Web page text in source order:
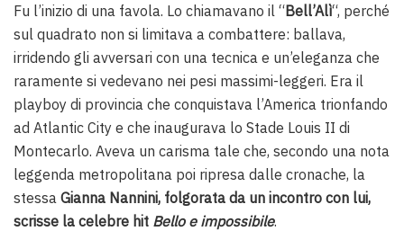
Fu l’inizio di una favola. Lo chiamavano il “Bell’Alì“, perché
sul quadrato non si limitava a combattere: ballava,
irridendo gli avversari con una tecnica e un’eleganza che
raramente si vedevano nei pesi massimi-leggeri. Era il
playboy di provincia che conquistava l’America trionfando
ad Atlantic City e che inaugurava lo Stade Louis II di
Montecarlo. Aveva un carisma tale che, secondo una nota
leggenda metropolitana poi ripresa dalle cronache, la
stessa Gianna Nannini, folgorata da un incontro con lui,
scrisse la celebre hit Bello e impossibile.